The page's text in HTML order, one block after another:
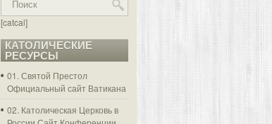
[catcal]
КАТОЛИЧЕСКИЕ
РЕСУРСЫ
01. Святой Престол
Официальный сайт Ватикана
02. Католическая Церковь в